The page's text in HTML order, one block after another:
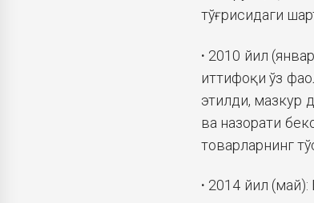
тўғрисидаги
· 2010 йил
иттифоқи ўз
этилди, мазкур
ва назорати
товарларнинг
· 2014 йил (май):